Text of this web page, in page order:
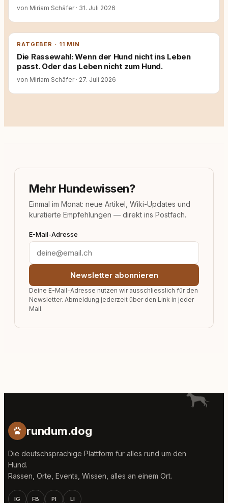
von Miriam Schäfer · 31. Juli 2026
RATGEBER · 11 MIN
Die Rassewahl: Wenn der Hund nicht ins Leben
passt. Oder das Leben nicht zum Hund.
von Miriam Schäfer · 27. Juli 2026
Mehr Hundewissen?
Einmal im Monat: neue Artikel, Wiki-Updates und
kuratierte Empfehlungen — direkt ins Postfach.
E-Mail-Adresse
Newsletter abonnieren
Deine E-Mail-Adresse nutzen wir ausschliesslich für den
Newsletter. Abmeldung jederzeit über den Link in jeder
Mail.
rundum.dog
Die deutschsprachige Plattform für alles rund um den
Hund.
Rassen, Orte, Events, Wissen, alles an einem Ort.
IG FB PI LI